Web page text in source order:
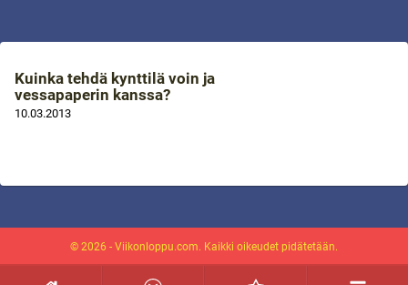
Kuinka tehdä kynttilä voin ja
vessapaperin kanssa?
10.03.2013
© 2026 - Viikonloppu.com. Kaikki oikeudet pidätetään.